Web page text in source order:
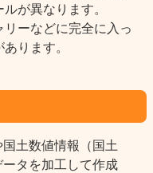
が異なります。
ーなどに完全に入っ
ります。
土数値情報（国土
タを加工して作成